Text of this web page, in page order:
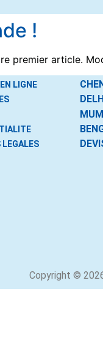
!
premier article.
LIGNE
LEGALES
DELHI
Copyright ©